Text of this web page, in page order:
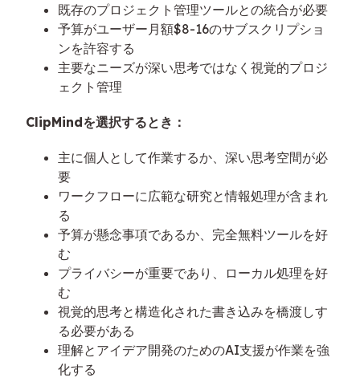
既存のプロジェクト管理ツールとの統合が必要
予算がユーザー月額$8-16のサブスクリプショ
ンを許容する
主要なニーズが深い思考ではなく視覚的プロジ
ェクト管理
ClipMindを選択するとき：
主に個人として作業するか、深い思考空間が必
要
ワークフローに広範な研究と情報処理が含まれ
る
予算が懸念事項であるか、完全無料ツールを好
む
プライバシーが重要であり、ローカル処理を好
む
視覚的思考と構造化された書き込みを橋渡しす
る必要がある
理解とアイデア開発のためのAI支援が作業を強
化する